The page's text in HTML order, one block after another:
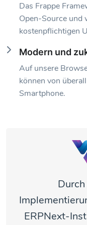
Das Frappe
Open-Source und
kostenpflichtigen
Modern und
Auf unsere
können von
Smartphone.
ERPNext-